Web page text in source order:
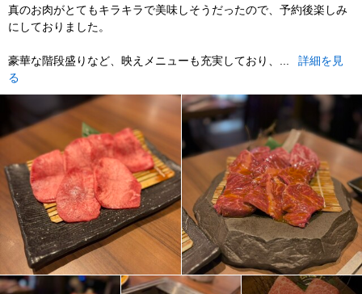
真のお肉がとてもキラキラで美味しそうだったので、予約後楽しみ
にしておりました。
豪華な階段盛りなど、映えメニューも充実しており、...
詳細を見
る